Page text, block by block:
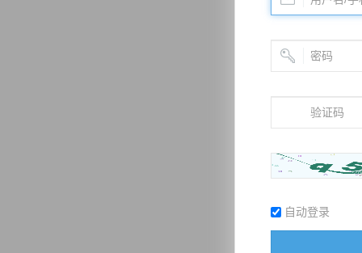
自动登录